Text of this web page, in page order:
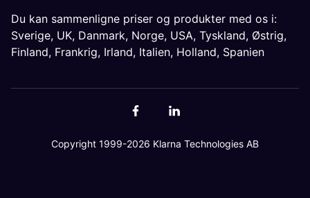
Du kan sammenligne priser og produkter med os i:
Sverige, UK, Danmark, Norge, USA, Tyskland, Østrig,
Finland, Frankrig, Irland, Italien, Holland, Spanien
Copyright 1999-2026 Klarna Technologies AB